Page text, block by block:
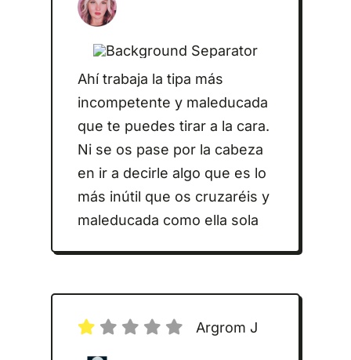
Ahí trabaja la tipa más
incompetente y maleducada
que te puedes tirar a la cara.
Ni se os pase por la cabeza
en ir a decirle algo que es lo
más inútil que os cruzaréis y
maleducada como ella sola
Argrom J